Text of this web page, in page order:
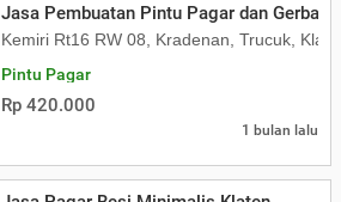
Jasa Pembuatan Pintu Pagar dan
Kemiri Rt16 RW 08, Kradenan, Trucuk,
Pintu Pagar
Rp 420.000
1 bulan lalu